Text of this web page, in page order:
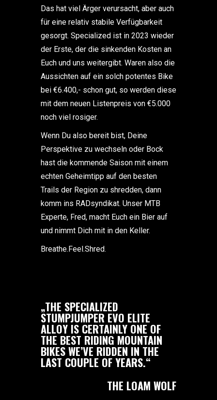
Das hat viel Ärger verursacht, aber auch
für eine relativ stabile Verfügbarkeit
gesorgt. Specialized ist in 2023 wieder
der Erste, der die sinkenden Kosten an
Euch und uns weitergibt. Waren also die
Aussichten auf ein solch potentes Bike
bei €6.400,- schon gut, so werden diese
mit dem neuen Listenpreis von €5.000
noch viel rosiger.
Wenn Du also bereit bist, Deine
Perspektive zu wechseln oder Bock
hast die kommende Saison mit einem
echten Geheimtipp auf den besten
Trails der Region zu shredden, dann
komm ins RADsyndikat. Unser MTB
Experte, Fred, macht Euch ein Bier auf
und nimmt Dich mit in den Keller.
Breathe.Feel.Shred.
„THE SPECIALIZED
STUMPJUMPER EVO ELITE
ALLOY IS CERTAINLY ONE OF
THE BEST RIDING MOUNTAIN
BIKES WE’VE RIDDEN IN THE
LAST COUPLE OF YEARS.“
THE LOAM WOLF